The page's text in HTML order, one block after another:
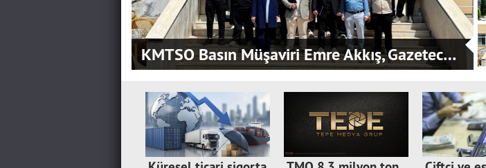
KMTSO Basın Müşaviri Emre Akkış, Gazetec…